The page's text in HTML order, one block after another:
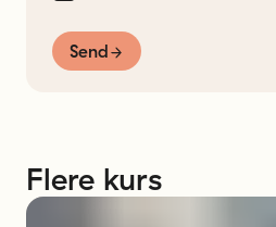
Send
Flere kurs